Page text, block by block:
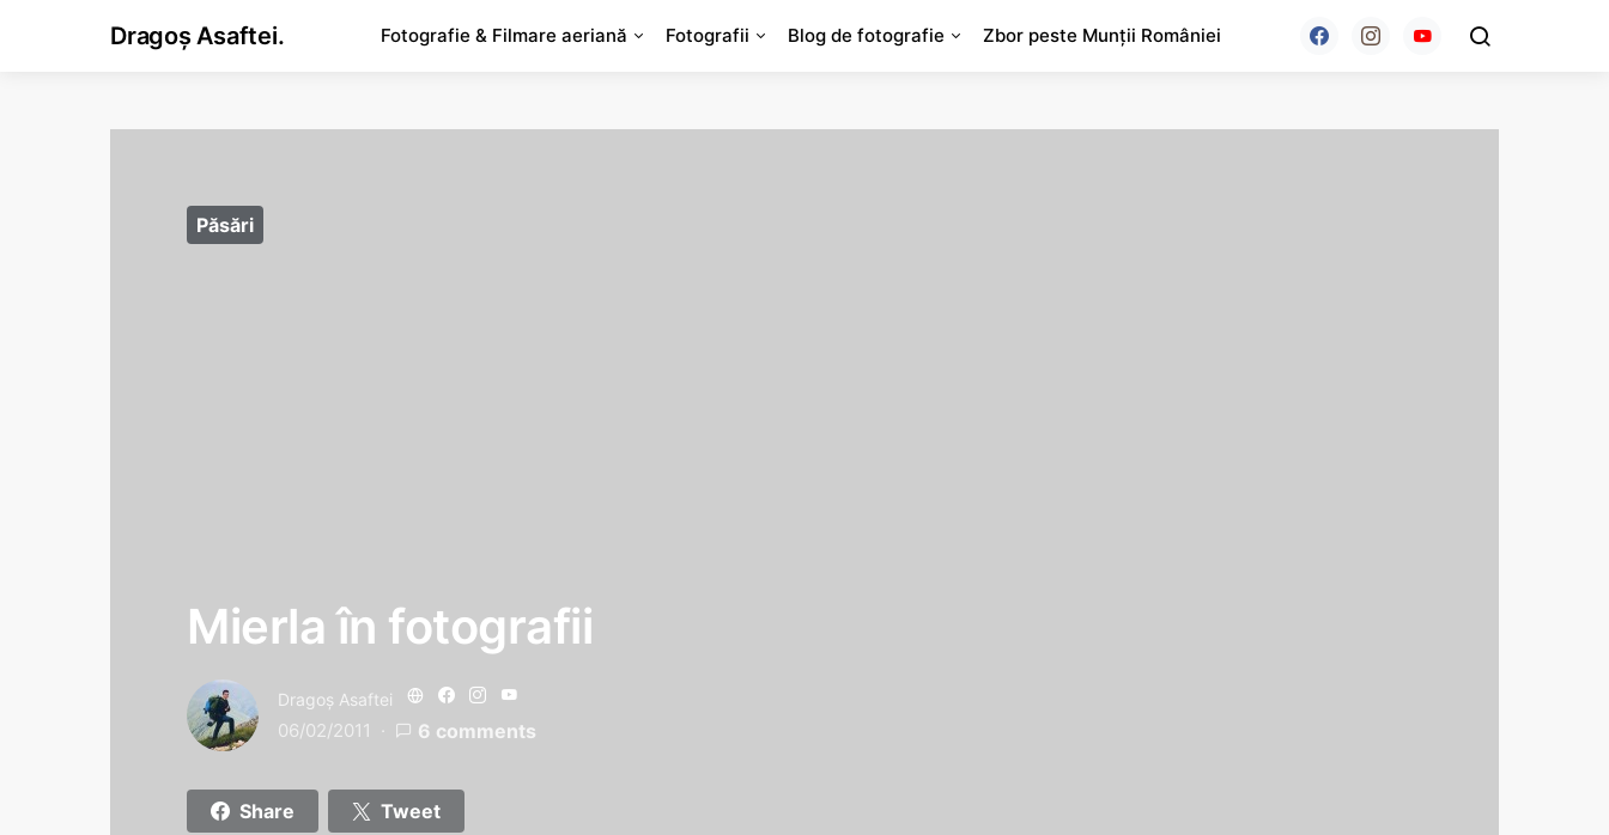
Dragoș Asaftei. Fotografie & Filmare aeriană Fotografii Blog de fotografie Zbor peste Munții României
Păsări
Mierla în fotografii
Dragoş Asaftei
06/02/2011 6 comments
Share Tweet